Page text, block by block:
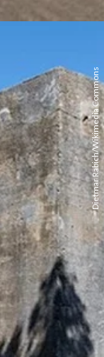
Dietmar Rabich/Wikimedia Commons